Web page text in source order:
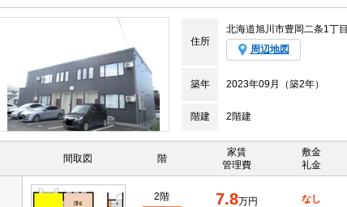
住所
北海道旭川市豊岡二条1丁目
周辺地図
築年 2023年09月（築2年）
階建 2階建
間取図 階
家賃
管理費
敷金
礼金
2階 7.8万円
なし